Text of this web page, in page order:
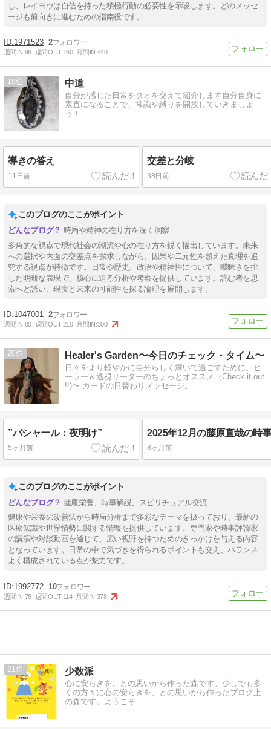
し、レイヨウは自信を持った積極行動の必要性を示唆します。どのメッセ
ージも前向きに進むための指南役です。
1971523 2
週間IN:96 週間OUT:160 月間IN:440
19 中道
自分が感じた日常をタオを交えて紹介します自分自身に
素直になることで、常識や縛りを開放していきましょ
う！
導きの答え
11日前
交差と分岐
38日前
このブログのここがポイント
時局や精神の在り方を深く洞察
多角的な視点で現代社会の潮流や心の在り方を鋭く描出しています。未来
への選択や内面の交差点を探求しながら、因果や二元性を超えた真理を追
究する視点が特徴です。日常や歴史、政治や精神性について、曖昧さを排
した明晰な表現で、核心に迫る分析や考察を提供しています。読む者を思
索へと誘い、現実と未来の可能性を探る論理を展開します。
1047001 2
週間IN:80 週間OUT:210 月間IN:300
20 Healer's Garden〜今日のチェック・タイム〜
日々をより軽やかに自分らしく輝いて過ごすために。ヒ
ーラー＆透視リーダーのちょっとオススメ（Check it out
!!)〜 カードの日替わりメッセージ。
”バシャール：夜明け”
5ヶ月前 8ヶ月前
このブログのここがポイント
健康栄養、時事解説、スピリチュアル交流
健康や栄養の改善法から時局分析まで多彩なテーマを扱っており、最新の
医療知識や世界情勢に関する情報を提供しています。専門家や時事評論家
の講演や対談動画を通じて、広い視野を持つためのきっかけを与える内容
となっています。日常の中で気づきを得られるポイントも交え、バランス
よく構成されている点が魅力です。
1992772 10
週間IN:78 週間OUT:114 月間IN:378
21 少数派
心に安らぎを、との思いから作った森です。少しでも多
くの方々に心の安らぎを、との思いから作ったブログ上
の森です。ようこそ